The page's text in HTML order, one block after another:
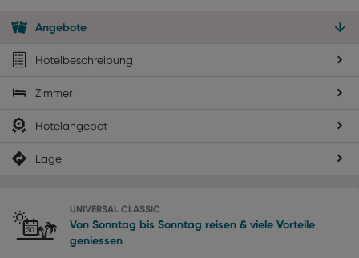
Angebote
Hotelbeschreibung
Zimmer
Hotelangebot
Lage
UNIVERSAL CLASSIC
Von Sonntag bis Sonntag reisen & viele Vorteile
geniessen